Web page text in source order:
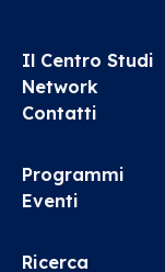
Il Centro Studi
Network
Contatti
Programmi
Eventi
Ricerca